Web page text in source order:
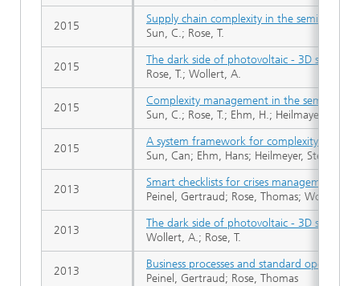
Supply chain complexity in the
Sun, C.; Rose, T.
The dark side of photovoltaic - 3D
Rose, T.; Wollert, A.
Complexity management in the
Sun, C.; Rose, T.; Ehm, H.; Heilmayer, S.
A system framework for complexity
Sun, Can; Ehm, Hans; Heilmeyer, Stefan;
Smart checklists for crises management
Peinel, Gertraud; Rose, Thomas; Wollert,
The dark side of photovoltaic - 3D
Wollert, A.; Rose, T.
Business processes and standard
Peinel, Gertraud; Rose, Thomas
2015
2015
2015
2015
2013
2013
2013